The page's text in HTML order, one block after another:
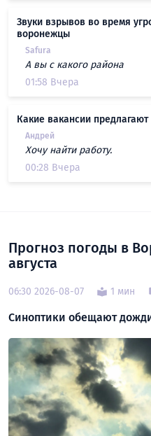
Звуки взрывов во время
воронежцы
Safura
А вы с какого района
01:58 Вчера
Какие вакансии
Андрей
Хочу найти работу.
00:28 Вчера
Прогноз погоды в
августа
06:30 2026-08-07 1 мин
Синоптики обещают